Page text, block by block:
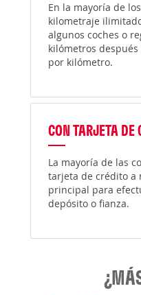
En la mayoría de
kilometraje
algunos coches o
kilómetros
por kilómetro.
CON TARJETA DE
La mayoría de las
tarjeta de crédito a
principal para
depósito o fianza.